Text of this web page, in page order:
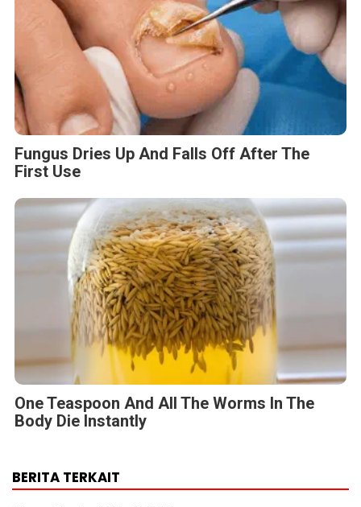
Fungus Dries Up And Falls Off After The
First Use
One Teaspoon And All The Worms In The
Body Die Instantly
BERITA TERKAIT